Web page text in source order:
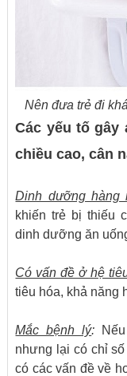
Nên đưa trẻ đi
Các yếu tố
chiều cao, cân
Dinh dưỡng hàng
khiến trẻ bị thiếu
dinh dưỡng ăn
Có vấn đề ở hệ
tiêu hóa, khả năng
Mắc bệnh lý:
nhưng lại có chỉ
có các vấn đề về